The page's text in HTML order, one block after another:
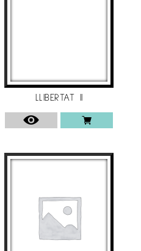
LLIBERTAT II